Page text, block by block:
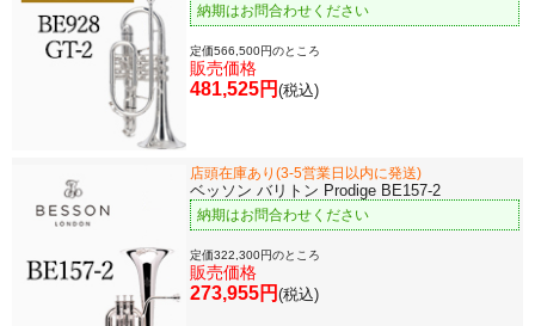
納期はお問合わせください
定価566,500円のところ
販売価格
481,525円 (税込)
店頭在庫あり(3-5営業日以内に発送)
ベッソン バリトン Prodige BE157-2
納期はお問合わせください
定価322,300円のところ
販売価格
273,955円 (税込)